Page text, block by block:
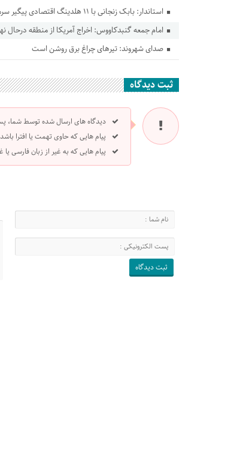
استاندار: بابک زنجانی با ۱۱ هلدینگ اقتصادی پیگیر سرمایه‌گذاری در گلستان است
امام جمعه گنبدکاووس: اخراج آمریکا از منطقه
صدای شهروند: تیرهای چراغ برق روشن است
ثبت دیدگاه
دیدگاه های ارسال شده توسط شما،
پیام هایی که حاوی تهمت یا افترا
پیام هایی که به غیر از زبان فارسی